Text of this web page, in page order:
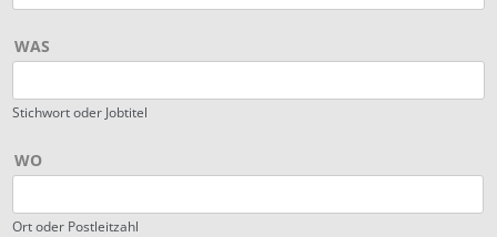
WAS
Stichwort oder Jobtitel
WO
Ort oder Postleitzahl